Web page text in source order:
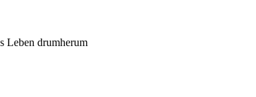
Leben drumherum